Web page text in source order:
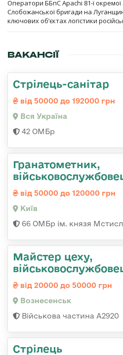
Оператори ББпС Apachi 81-ї окремої
Слобожанської бригади на
ключових об’єктах логістики
ВАКАНСІЇ
Стрілець-санітар
від 50000 до 192000 грн
Вся Україна
42 ОМБр
Гранатометник,
від 50000 до 120000 грн
Київ
66 ОМБр ім. князя
Майстер цеху,
від 20000 до 50000 грн
Вознесенськ
Військова частина А2920
Стрілець